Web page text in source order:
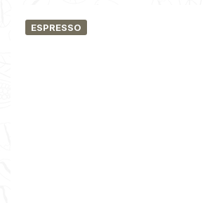
ESPRESSO